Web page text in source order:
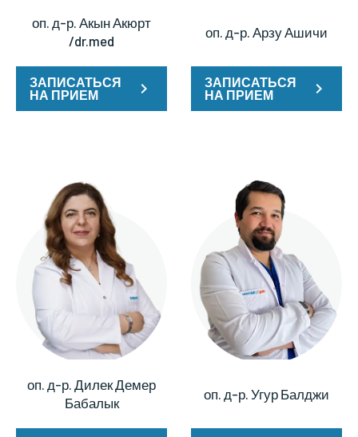
оп. д-р. Акын Акюрт
/dr.med
ЗАПИСАТЬСЯ
НА ПРИЕМ
оп. д-р. Арзу Ашичи
ЗАПИСАТЬСЯ
НА ПРИЕМ
оп. д-р. Дилек Демер
Бабалык
оп. д-р. Угур Балджи